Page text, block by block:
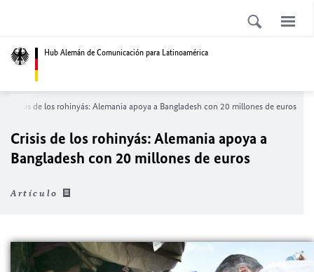
Hub Alemán de Comunicación para Latinoamérica
Crisis de los rohinyás: Alemania apoya a Bangladesh con 20 millones de euros
Crisis de los rohinyás: Alemania apoya a
Bangladesh con 20 millones de euros
Artículo